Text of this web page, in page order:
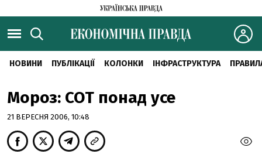
НОВИНИ ПУБЛІКАЦІЇ КОЛОНКИ ІНФРАСТРУКТУРА
Мороз: СОТ понад усе
21 ВЕРЕСНЯ 2006, 10:48